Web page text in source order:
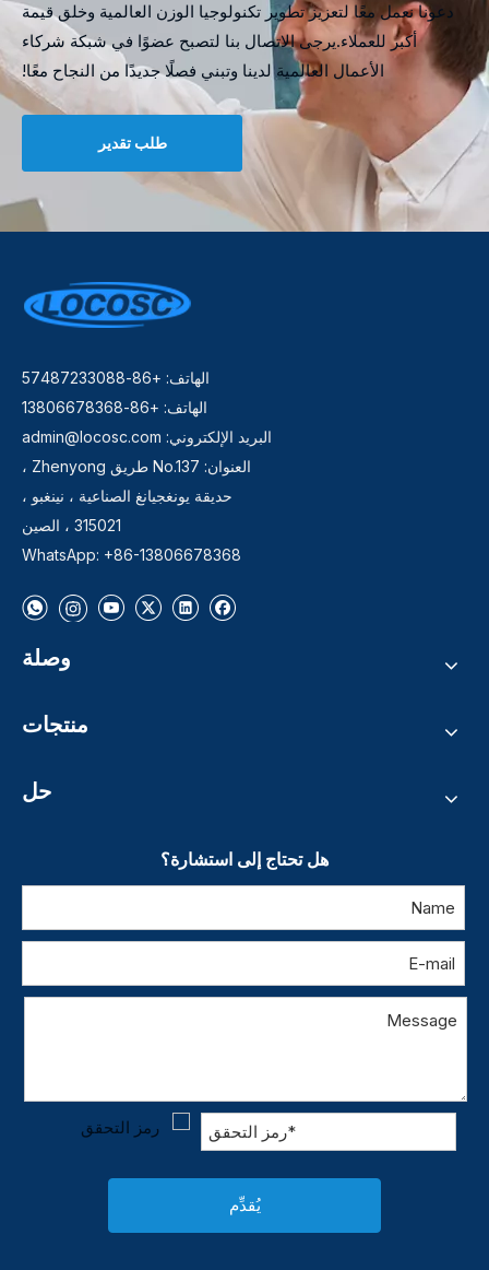
دعونا نعمل معًا لتعزيز تطوير تكنولوجيا الوزن العالمية وخلق قيمة
أكبر للعملاء.يرجى الاتصال بنا لتصبح عضوًا في شبكة شركاء
الأعمال العالمية لدينا وتبني فصلًا جديدًا من النجاح معًا!
طلب تقدير
الهاتف: +86-57487233088
الهاتف: +86-13806678368
البريد الإلكتروني: admin@locosc.com
العنوان: No.137 طريق Zhenyong ،
حديقة يونغجيانغ الصناعية ، نينغبو ،
315021 ، الصين
WhatsApp: +86-13806678368
وصلة
منتجات
حل
هل تحتاج إلى استشارة؟
يُقدِّم